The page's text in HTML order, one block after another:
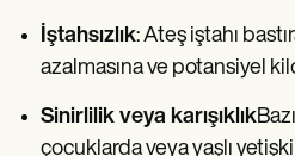
İştahsızlık: Ateş iştahı
azalmasına ve potansiyel
Sinirlilik veya karışıklık
çocuklarda veya yaşlı